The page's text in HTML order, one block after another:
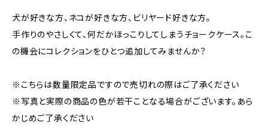
犬が好きな方、ネコが好きな方、ビリヤード好きな方。
手作りのやさしくて、何だかほっこりしてしまうチョークケース。こ
の機会にコレクションをひとつ追加してみませんか？
※こちらは数量限定品ですので売切れの際はご了承ください
※写真と実際の商品の色が若干ことなる場合がございます。あら
かじめご了承ください